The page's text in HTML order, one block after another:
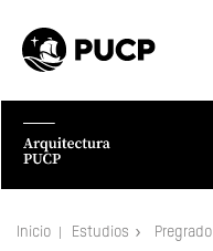
Inicio Estudios Pregrado